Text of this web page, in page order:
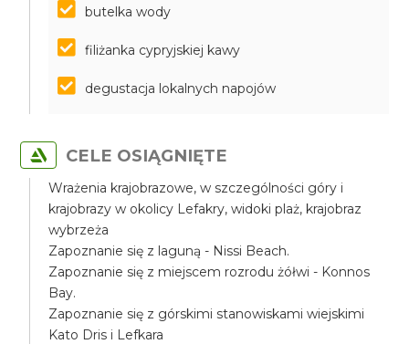
butelka wody
filiżanka cypryjskiej kawy
degustacja lokalnych napojów
CELE OSIĄGNIĘTE
Wrażenia krajobrazowe, w szczególności góry i
krajobrazy w okolicy Lefakry, widoki plaż, krajobraz
wybrzeża
Zapoznanie się z laguną - Nissi Beach.
Zapoznanie się z miejscem rozrodu żółwi - Konnos
Bay.
Zapoznanie się z górskimi stanowiskami wiejskimi
Kato Dris i Lefkara